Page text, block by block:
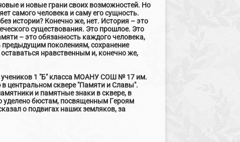
и новые грани своих возможностей. Но
самого человека и саму его сущность.
истории? Конечно же, нет. История – это
существования. Это прошлое. Это
– это обязанность каждого человека,
предыдущим поколениям, сохранение
нравственным и, конечно же,
учеников 1 "Б" класса МОАНУ СОШ № 17 им.
центральном сквере "Памяти и Славы".
и памятные знаки в сквере, в
уделено бюстам, посвященным Героям
о подвигах наших земляков, за